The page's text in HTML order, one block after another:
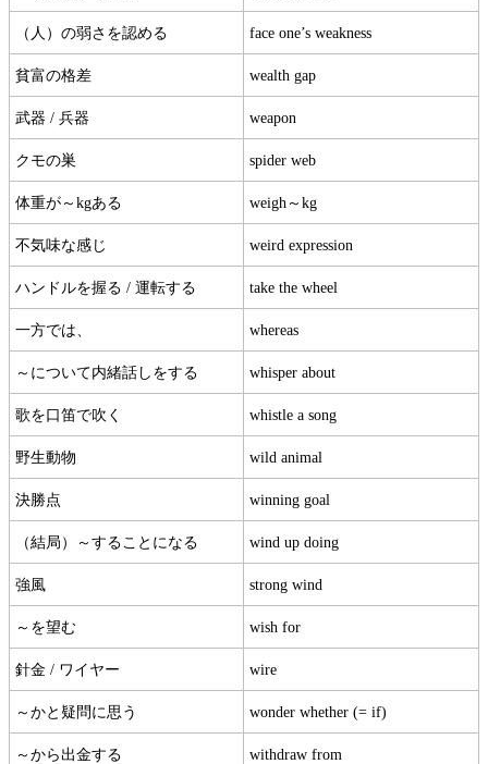
（人）の弱さを認める face one’s weakness
貧富の格差 wealth gap
武器 / 兵器 weapon
クモの巣 spider web
体重が～kgある weigh～kg
不気味な感じ weird expression
ハンドルを握る / 運転する take the wheel
一方では、 whereas
～について内緒話しをする whisper about
歌を口笛で吹く whistle a song
野生動物 wild animal
決勝点 winning goal
（結局）～することになる wind up doing
強風 strong wind
～を望む wish for
針金 / ワイヤー wire
～かと疑問に思う wonder whether (= if)
～から出金する withdraw from